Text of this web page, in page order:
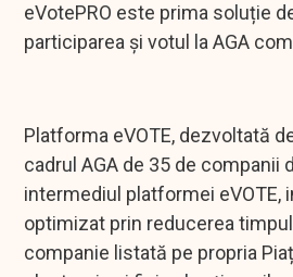
eVotePRO este prima soluție
participarea și votul la AGA
Platforma eVOTE, dezvoltată
cadrul AGA de 35 de
intermediul platformei
optimizat prin reducerea
companie listată pe propria